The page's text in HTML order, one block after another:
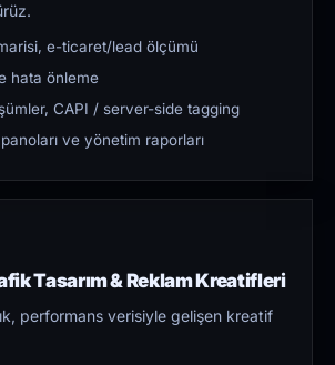
e-ticaret/lead ölçümü
hata önleme
CAPI / server-side tagging
ve yönetim raporları
Tasarım & Reklam Kreatifleri
performans verisiyle gelişen kreatif